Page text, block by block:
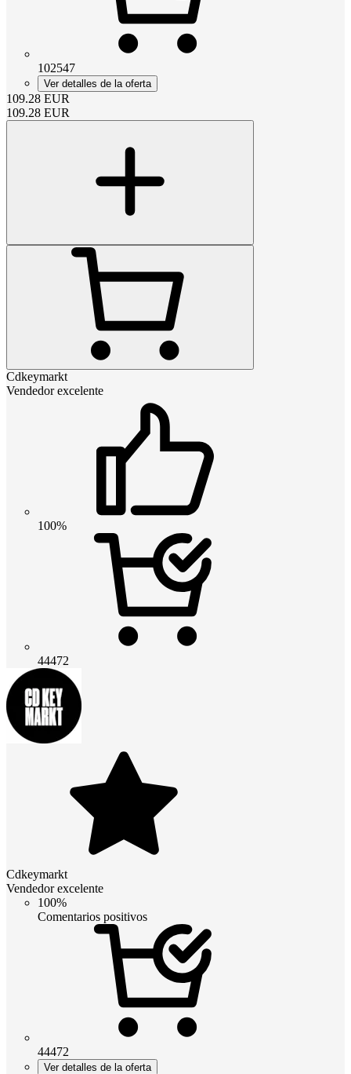
102547
Ver detalles de la oferta
109.28 EUR
109.28 EUR
Cdkeymarkt
Vendedor excelente
100%
44472
Cdkeymarkt
Vendedor excelente
100%
Comentarios positivos
44472
Ver detalles de la oferta